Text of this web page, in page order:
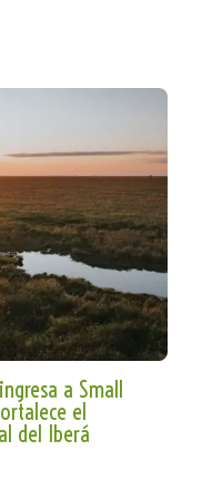
a Small
el
del Iberá